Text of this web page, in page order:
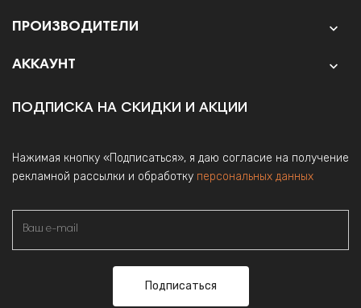
ПРОИЗВОДИТЕЛИ 
АККАУНТ 
ПОДПИСКА НА СКИДКИ И АКЦИИ
Нажимая кнопку «Подписаться», я даю согласие на получение
рекламной рассылки и обработку персональных данных
Подписаться